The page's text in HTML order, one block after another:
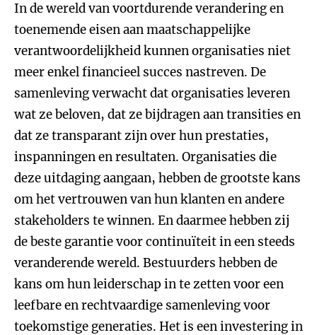
In de wereld van voortdurende verandering en
toenemende eisen aan maatschappelijke
verantwoordelijkheid kunnen organisaties niet
meer enkel financieel succes nastreven. De
samenleving verwacht dat organisaties leveren
wat ze beloven, dat ze bijdragen aan transities en
dat ze transparant zijn over hun prestaties,
inspanningen en resultaten. Organisaties die
deze uitdaging aangaan, hebben de grootste kans
om het vertrouwen van hun klanten en andere
stakeholders te winnen. En daarmee hebben zij
de beste garantie voor continuïteit in een steeds
veranderende wereld. Bestuurders hebben de
kans om hun leiderschap in te zetten voor een
leefbare en rechtvaardige samenleving voor
toekomstige generaties. Het is een investering in